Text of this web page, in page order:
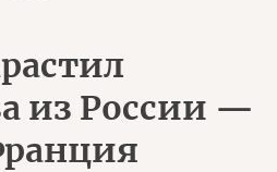
из России —